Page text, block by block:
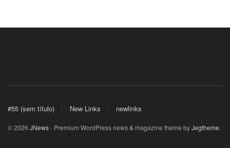
#55 (sem título) New Links newlinks
© 2026 JNews- Premium WordPress news & magazine theme byJegtheme.